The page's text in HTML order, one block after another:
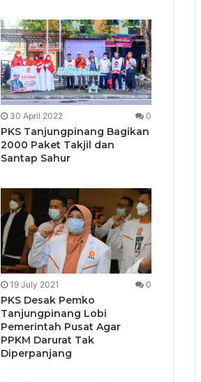
30 April 2022 0
PKS Tanjungpinang Bagikan
2000 Paket Takjil dan
Santap Sahur
19 July 2021 0
PKS Desak Pemko
Tanjungpinang Lobi
Pemerintah Pusat Agar
PPKM Darurat Tak
Diperpanjang